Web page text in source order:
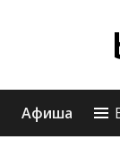
Афиша